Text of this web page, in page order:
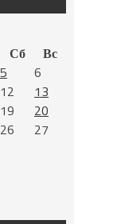
Сб
Вс
5
6
12
13
19
20
26
27